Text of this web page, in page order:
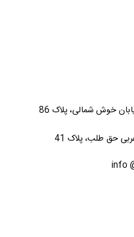
خوش شمالی، پلاک 86